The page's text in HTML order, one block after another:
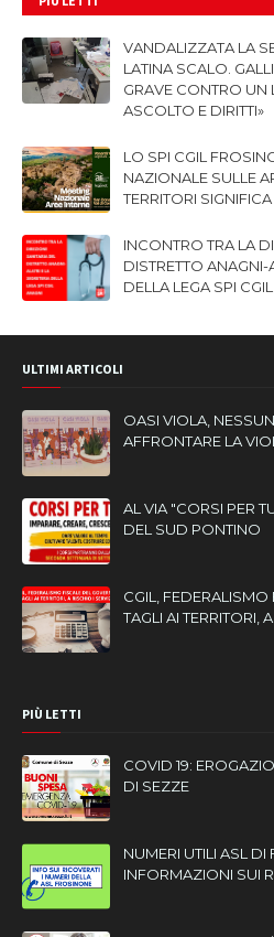
VANDALIZZATA LA
LATINA SCALO.
GRAVE CONTRO UN
ASCOLTO E DIRITTI»
LO SPI CGIL
NAZIONALE SULLE
TERRITORI
INCONTRO TRA LA
DISTRETTO ANAGNI-
DELLA LEGA SPI
ULTIMI ARTICOLI
OASI VIOLA,
AFFRONTARE LA
AL VIA "CORSI PER
DEL SUD PONTINO
CGIL,
TAGLI AI TERRITORI,
PIÙ LETTI
COVID 19:
DI SEZZE
NUMERI UTILI ASL DI
INFORMAZIONI SUI